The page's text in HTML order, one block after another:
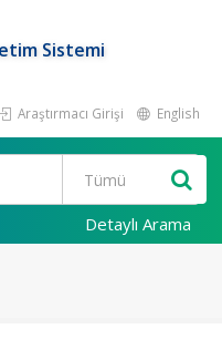
Sistemi
Araştırmacı Girişi English
Detaylı Arama